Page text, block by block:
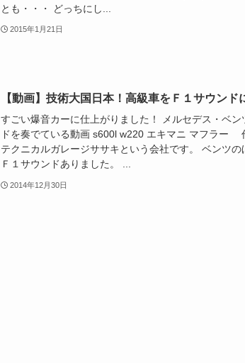
とも・・・ どっちにし...
2015年1月21日
【動画】技術大国日本！高級車をＦ１サウンド
すごい爆音カーに仕上がりました！ メルセデス・ベ
ドを奏でている動画 s600l w220 エキマニ マフラー
テクニカルガレージササキという会社です。 ベンツの
Ｆ１サウンドありました。 ...
2014年12月30日